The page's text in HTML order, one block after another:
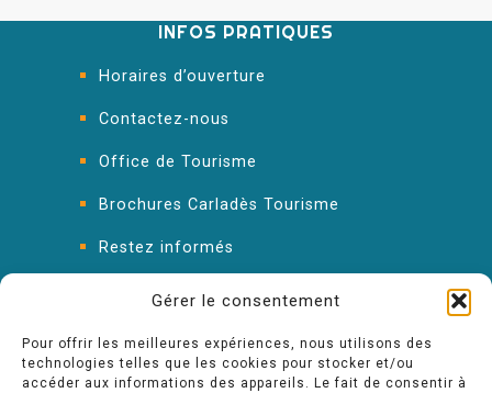
Gérer le consentement
Pour offrir les meilleures expériences, nous utilisons des
technologies telles que les cookies pour stocker et/ou
accéder aux informations des appareils. Le fait de consentir à
INFOS PRATIQUES
Horaires d’ouverture
Contactez-nous
Office de Tourisme
Brochures Carladès Tourisme
Restez informés
FAQ : les réponses à vos questions